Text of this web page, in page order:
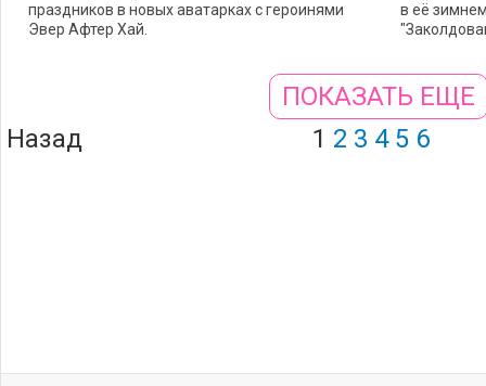
праздников в новых аватарках с героинями
Эвер Афтер Хай.
в её
ПОКАЗАТЬ ЕЩЕ
Назад
1 2 3 4 5 6